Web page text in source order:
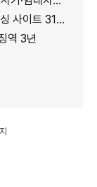
건 무더기 차단
역 3년